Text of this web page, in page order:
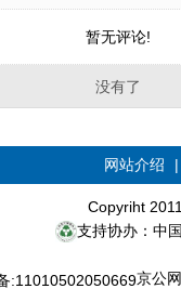
暂无评论!
没有了
网站介绍
Copyriht
支持协办：中
京公